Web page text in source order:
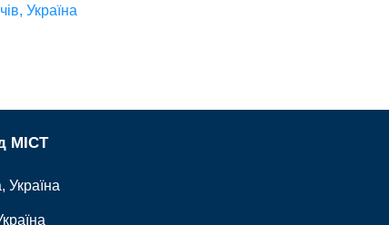
,Україна
МІСТ
, Україна